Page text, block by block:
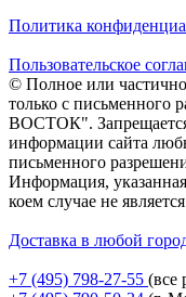
Политика
Пользовательское
© Полное или
только с
ВОСТОК". Запрещается
информации сайта
письменного
Информация,
коем случае не
Доставка в любой
+7 (495) 798-27-55 (все